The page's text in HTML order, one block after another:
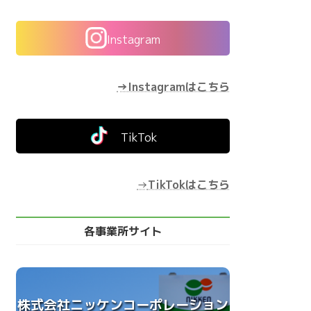
Instagram
→Instagramはこちら
TikTok
→TikTokはこちら
各事業所サイト
株式会社ニッケンコーポレーション